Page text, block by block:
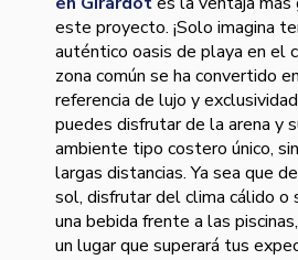
este proyecto. ¡Solo imagina
auténtico oasis de playa en el
zona común se ha convertido
referencia de lujo y
puedes disfrutar de la arena y
ambiente tipo costero único,
largas distancias. Ya sea que
sol, disfrutar del clima cálido
una bebida frente a las
un lugar que superará tus